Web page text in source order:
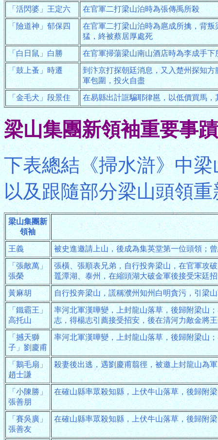
「活閃婆」王定六 在官軍二打梁山泊時為張傳禹所殺
「險道神」郁保四
在官軍二打梁山泊時為扈成所擒，背
猛，終被蔡居厚處死
「白日鼠」白勝 在官軍掃蕩梁山南山酒店時為李成手
「鼓上蚤」時遷
到汴京打探朝廷消息，又入楚州探知
軍包圍，投火自盡
「金毛犬」段景住 在易縣出計誆騙耶律邕，以低價買馬
梁山集團新領袖重要事蹟
下表總結《掃水滸》中
以及跟隨部分梁山頭領
梁山集團新
領袖
王義 被史進邀請上山，後成為集英堂第一位頭領；
「張敵萬」
張榮
張橫、張順表兄弟，自行投奔梁山，在官軍攻
鼉潭湖、泰州，在縮頭湖大破金軍後接受宋廷
黃麻胡 自行投奔梁山，謊稱濮州知州白明貪污，引梁
「鐵霸王」
高托山
率河北軍漢嘩變，上封龍山落草，後歸附梁山
志，得楊志引薦接受招安，後在清河力敵金將
「撼天獅
子」劉慶甫
率河北軍漢嘩變，上封龍山落草，後歸附梁山
「鵝毛扇」
趙士謙
殺妻後出逃，遇劉慶甫翦徑，被邀上封龍山為
「小陳勝」
張善朋
在確山縣率眾殺知縣，上伏牛山落草，後歸附
「賽吳廣」
張善友
在確山縣率眾殺知縣，上伏牛山落草，後歸附